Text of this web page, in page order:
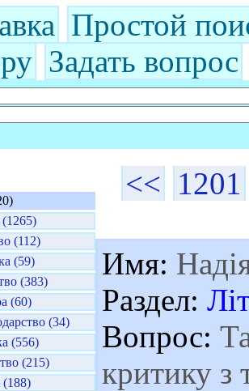
Простой
Задать вопрос
(1265)
(112)
(59)
(383)
(60)
(34)
(556)
(215)
(188)
<< 1201
Имя:
Раздел:
Вопрос:
критику з